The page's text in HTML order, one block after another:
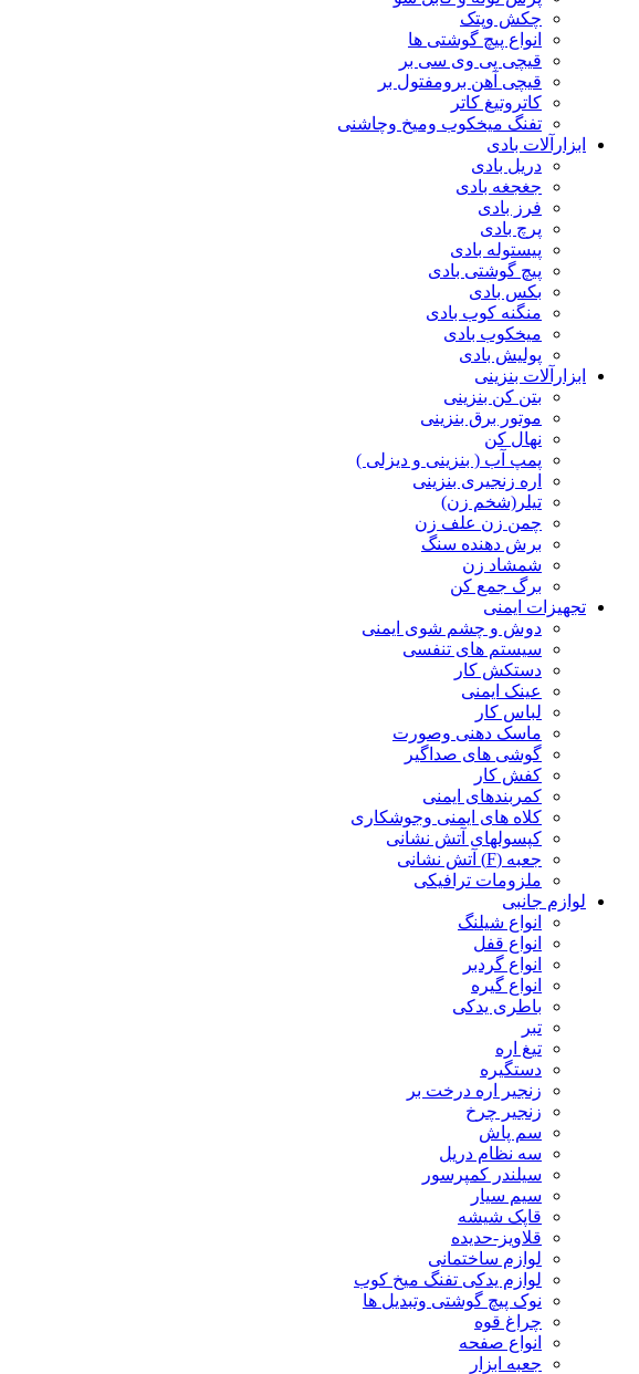
چکش وپتک
انواع پیچ گوشتی ها
قیچی پی وی سی بر
قیچی آهن برومفتول بر
کاتروتیغ کاتر
تفنگ میخکوب ومیخ وچاشنی
ابزارآلات بادی
دریل بادی
جغجغه بادی
فرز بادی
پرچ بادی
پیستوله بادی
پیچ گوشتی بادی
بکس بادی
منگنه کوب بادی
میخکوب بادی
پولیش بادی
ابزارآلات بنزینی
بتن کن بنزینی
موتور برق بنزینی
نهال کن
پمپ آب ( بنزینی و دیزلی )
اره زنجیری بنزینی
تیلر(شخم زن)
چمن زن علف زن
برش دهنده سنگ
شمشاد زن
برگ جمع کن
تجهیزات ایمنی
دوش و چشم شوی ایمنی
سیستم های تنفسی
دستکش کار
عینک ایمنی
لباس کار
ماسک دهنی وصورت
گوشی های صداگیر
کفش کار
کمربندهای ایمنی
کلاه های ایمنی وجوشکاری
کپسولهای آتش نشانی
جعبه (F) آتش نشانی
ملزومات ترافیکی
لوازم جانبی
انواع شیلنگ
انواع قفل
انواع گردبر
انواع گیره
باطری یدکی
تبر
تیغ اره
دستگیره
زنجیر اره درخت بر
زنجیر چرخ
سم پاش
سه نظام دریل
سیلندر کمپرسور
سیم سیار
قاپک شیشه
قلاویز-حدیده
لوازم ساختمانی
لوازم یدکی تفنگ میخ کوب
نوک پیچ گوشتی وتبدیل ها
چراغ قوه
انواع صفحه
جعبه ابزار